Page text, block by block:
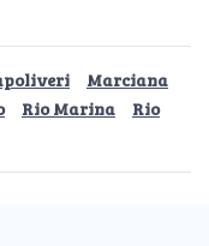
Marciana
Rio Marina
Rio